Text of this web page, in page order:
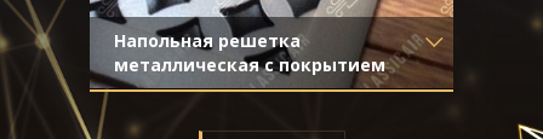
Напольная решетка
металлическая с покрытием
Материал- Обычная сталь